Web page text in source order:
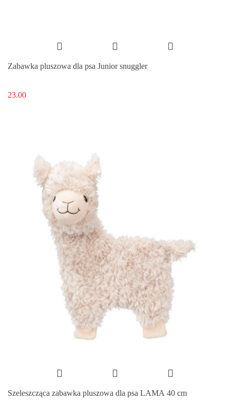
Zabawka pluszowa dla psa Junior snuggler
23.00
Szeleszcząca zabawka pluszowa dla psa LAMA 40 cm